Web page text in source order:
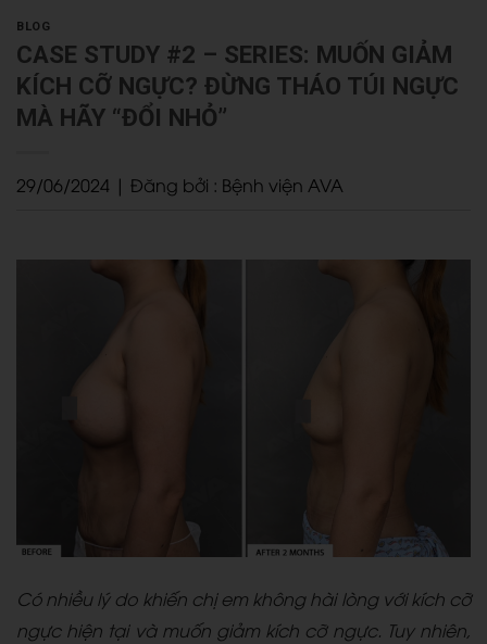
BLOG
CASE STUDY #2 – SERIES: MUỐN GIẢM
KÍCH CỠ NGỰC? ĐỪNG THÁO TÚI NGỰC
MÀ HÃY “ĐỔI NHỎ”
29/06/2024 | Đăng bởi : Bệnh viện AVA
Có nhiều lý do khiến chị em không hài lòng với kích cỡ
ngực hiện tại và muốn giảm kích cỡ ngực. Tuy nhiên,